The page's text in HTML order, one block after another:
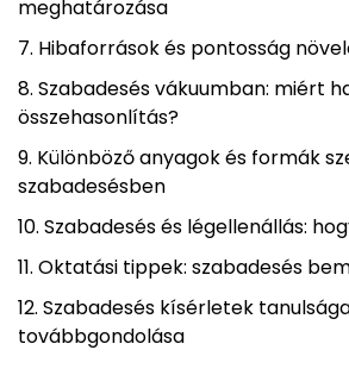
meghatározása
Hibaforrások és pontosság
Szabadesés vákuumban: miért
összehasonlítás?
Különböző anyagok és formák
szabadesésben
Szabadesés és légellenállás:
Oktatási tippek: szabadesés
Szabadesés kísérletek
továbbgondolása